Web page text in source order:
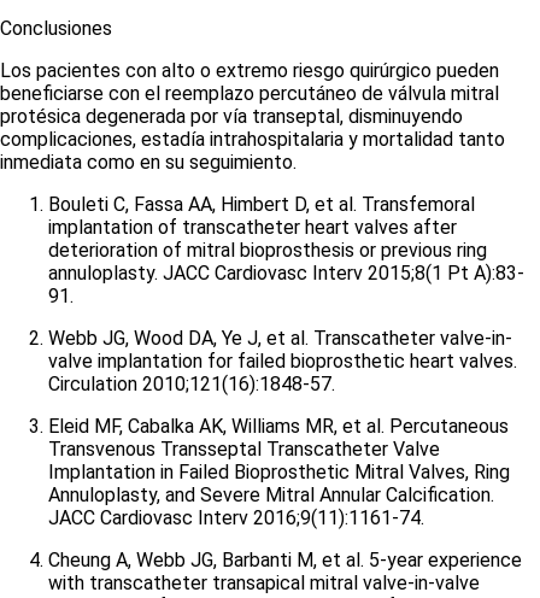
Conclusiones
Los pacientes con alto o extremo riesgo quirúrgico pueden
beneficiarse con el reemplazo percutáneo de válvula mitral
protésica degenerada por vía transeptal, disminuyendo
complicaciones, estadía intrahospitalaria y mortalidad tanto
inmediata como en su seguimiento.
Bouleti C, Fassa AA, Himbert D, et al. Transfemoral
implantation of transcatheter heart valves after
deterioration of mitral bioprosthesis or previous ring
annuloplasty. JACC Cardiovasc Interv 2015;8(1 Pt A):83-
91.
Webb JG, Wood DA, Ye J, et al. Transcatheter valve-in-
valve implantation for failed bioprosthetic heart valves.
Circulation 2010;121(16):1848-57.
Eleid MF, Cabalka AK, Williams MR, et al. Percutaneous
Transvenous Transseptal Transcatheter Valve
Implantation in Failed Bioprosthetic Mitral Valves, Ring
Annuloplasty, and Severe Mitral Annular Calcification.
JACC Cardiovasc Interv 2016;9(11):1161-74.
Cheung A, Webb JG, Barbanti M, et al. 5-year experience
with transcatheter transapical mitral valve-in-valve